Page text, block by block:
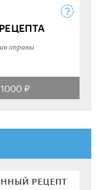
оправы
₽
РЕЦЕПТ